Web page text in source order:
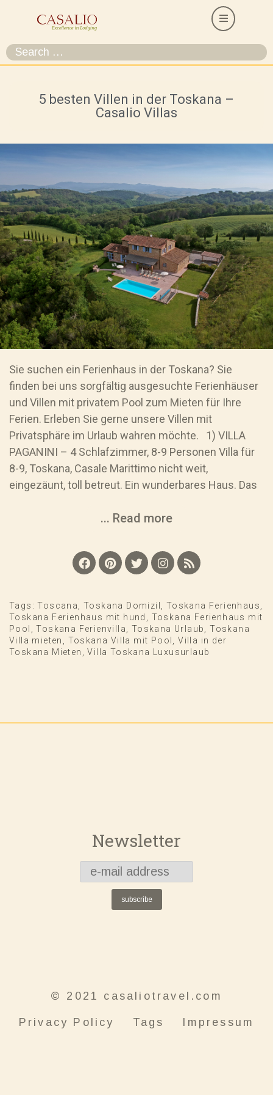
5 besten Villen in der Toskana –
Casalio Villas
Sie suchen ein Ferienhaus in der Toskana? Sie
finden bei uns sorgfältig ausgesuchte Ferienhäuser
und Villen mit privatem Pool zum Mieten für Ihre
Ferien. Erleben Sie gerne unsere Villen mit
Privatsphäre im Urlaub wahren möchte. 1) VILLA
PAGANINI – 4 Schlafzimmer, 8-9 Personen Villa für
8-9, Toskana, Casale Marittimo nicht weit,
eingezäunt, toll betreut. Ein wunderbares Haus. Das
... Read more
Tags:Toscana,Toskana Domizil , Toskana Ferienhaus,
Toskana Ferienhaus mit hund , Toskana Ferienhaus mit
Pool ,Toskana Ferienvilla, Toskana Urlaub,Toskana
Villa mieten , Toskana Villa mit Pool ,Villa in der
Toskana Mieten ,Villa Toskana Luxusurlaub
Newsletter
subscribe
© 2021 casaliotravel.com
Privacy Policy Tags Impressum